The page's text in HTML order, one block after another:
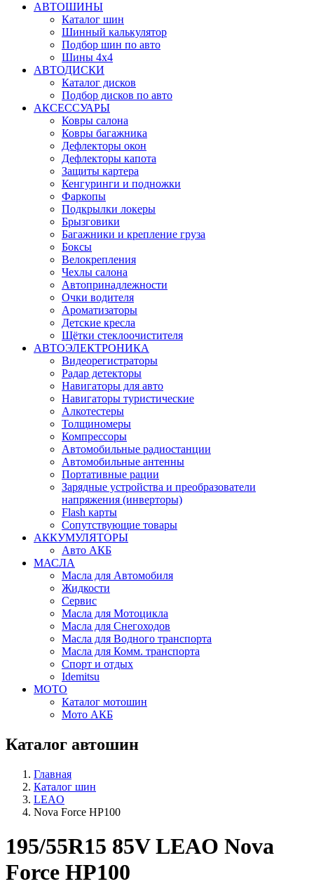
АВТОШИНЫ
Каталог шин
Шинный калькулятор
Подбор шин по авто
Шины 4x4
АВТОДИСКИ
Каталог дисков
Подбор дисков по авто
АКСЕССУАРЫ
Ковры салона
Ковры багажника
Дефлекторы окон
Дефлекторы капота
Защиты картера
Кенгуринги и подножки
Фаркопы
Подкрылки локеры
Брызговики
Багажники и крепление груза
Боксы
Велокрепления
Чехлы салона
Автопринадлежности
Очки водителя
Ароматизаторы
Детские кресла
Щётки стеклоочистителя
АВТОЭЛЕКТРОНИКА
Видеорегистраторы
Радар детекторы
Навигаторы для авто
Навигаторы туристические
Алкотестеры
Толщиномеры
Компрессоры
Автомобильные радиостанции
Автомобильные антенны
Портативные рации
Зарядные устройства и преобразователи
напряжения (инверторы)
Flash карты
Сопутствующие товары
АККУМУЛЯТОРЫ
Авто АКБ
МАСЛА
Масла для Автомобиля
Жидкости
Сервис
Масла для Мотоцикла
Масла для Снегоходов
Масла для Водного транспорта
Масла для Комм. транспорта
Спорт и отдых
Idemitsu
МОТО
Каталог мотошин
Мото АКБ
Каталог автошин
Главная
Каталог шин
LEAO
Nova Force HP100
195/55R15 85V LEAO Nova
Force HP100